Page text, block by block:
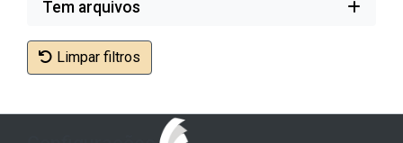
Tem arquivos
Limpar filtros